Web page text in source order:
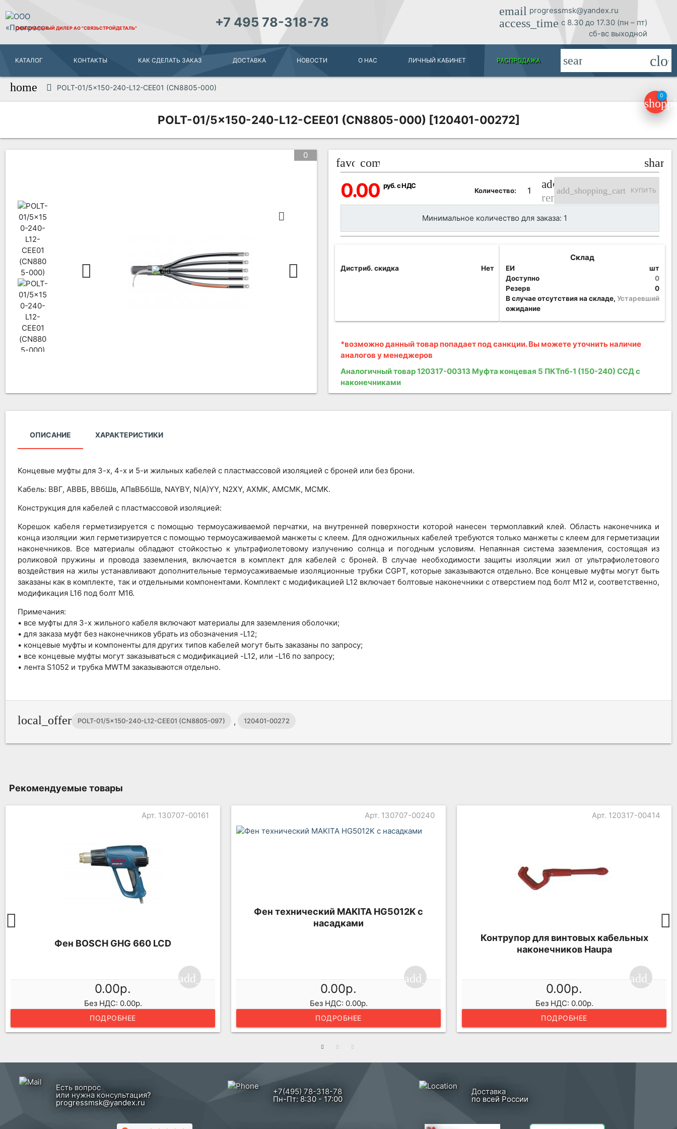
ОФИЦИАЛЬНЫЙ ДИЛЕРАО "СВЯЗЬСТРОЙДЕТАЛЬ" +7 495 78-318-78
email progressmsk@yandex.ru
access_time с 8.30 до 17.30 (пн – пт)
сб-вс выходной
КАТАЛОГ КОНТАКТЫ КАК СДЕЛАТЬ ЗАКАЗ ДОСТАВКА НОВОСТИ О НАС ЛИЧНЫЙ КАБИНЕТ РАСПРОДАЖА search
0
home POLT-01/5x150-240-L12-CEE01 (CN8805-000)
POLT-01/5x150-240-L12-CEE01 (CN8805-000) [120401-00272]
0
favorite_border
compare_arrows share
0.00 руб. с НДС
Количество:
add_circle_outline
remove_circle_outline
add_shopping_cart КУПИТЬ
Минимальное количество для заказа: 1
Дистриб. скидка Нет
Склад
ЕИ
шт
Доступно
0
Резерв
0
В случае отсутствия на складе,
ожидание
Устаревший
*возможно данный товар попадает под санкции. Вы можете уточнить наличие
аналогов у менеджеров
Аналогичный товар 120317-00313 Муфта концевая 5 ПКТпб-1 (150-240) ССД с
наконечниками
ОПИСАНИЕ ХАРАКТЕРИСТИКИ
Концевые муфты для 3-х, 4-х и 5-и жильных кабелей с пластмассовой изоляцией с броней или без брони.
Кабель: ВВГ, АВВБ, ВВбШв, АПвВБбШв, NAYBY, N(A)YY, N2XY, AXMK, AMCMK, MCMK.
Конструкция для кабелей с пластмассовой изоляцией:
Корешок кабеля герметизируется с помощью термоусаживаемой перчатки, на внутренней поверхности которой нанесен термоплавкий клей. Область наконечника и
конца изоляции жил герметизируется с помощью термоусаживаемой манжеты с клеем. Для одножильных кабелей требуются только манжеты с клеем для герметизации
наконечников. Все материалы обладают стойкостью к ультрафиолетовому излучению солнца и погодным условиям. Непаянная система заземления, состоящая из
роликовой пружины и провода заземления, включается в комплект для кабелей с броней. В случае необходимости защиты изоляции жил от ультрафиолетового
воздействия на жилы устанавливают дополнительные термоусаживаемые изоляционные трубки CGPT, которые заказываются отдельно. Все концевые муфты могут быть
заказаны как в комплекте, так и отдельными компонентами. Комплект с модификацией L12 включает болтовые наконечники с отверстием под болт M12 и, соответственно,
модификация L16 под болт М16.
Примечания:
• все муфты для 3-х жильного кабеля включают материалы для заземления оболочки;
• для заказа муфт без наконечников убрать из обозначения -L12;
• концевые муфты и компоненты для других типов кабелей могут быть заказаны по запросу;
• все концевые муфты могут заказываться с модификацией -L12, или -L16 по запросу;
• лента S1052 и трубка MWTM заказываются отдельно.
local_offer POLT-01/5x150-240-L12-CEE01 (CN8805-097) , 120401-00272
Рекомендуемые товары
Арт. 130707-00161
Фен BOSCH GHG 660 LCD
add_shopping_cart
0.00р.
Без НДС: 0.00р.
ПОДРОБНЕЕ
Арт. 130707-00240
Фен технический MAKITA HG5012K с
насадками
add_shopping_cart
0.00р.
Без НДС: 0.00р.
ПОДРОБНЕЕ
Арт. 120317-00414
Контрупор для винтовых кабельных
наконечников Haupa
0.00р.
Без НДС: 0.00р.
ПОДРОБНЕЕ
Есть вопрос
или нужна консультация?
progressmsk@yandex.ru
+7(495) 78-318-78
Пн-Пт: 8:30 - 17:00
Доставка
по всей России